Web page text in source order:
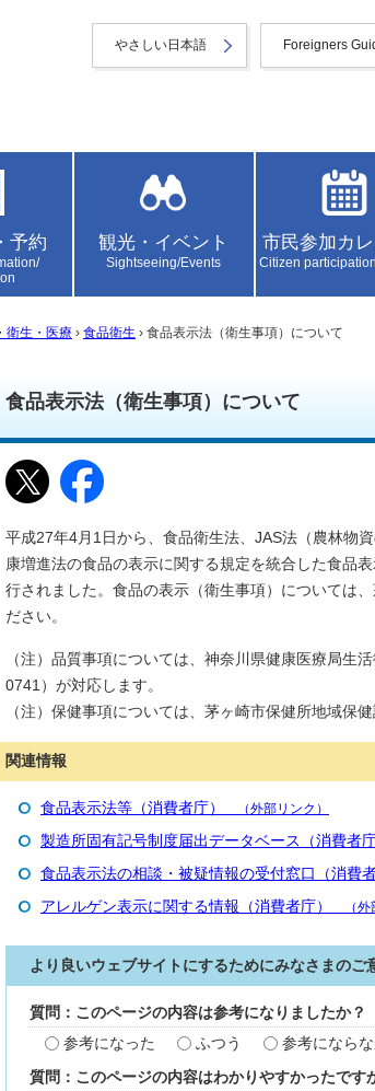
やさしい日本語 Foreigners
予約 観光・イベント
Sightseeing/Events
市民参加カ
Citizen
衛生・医療 › 食品衛生 › 食品表示法（衛生事項）について
食品表示法（衛生事項）について
平成27年4月1日から、食品衛生法、JAS法（農林物
康増進法の食品の表示に関する規定を統合した食品
行されました。食品の表示（衛生事項）については
ださい。
（注）品質事項については、神奈川県健康医療局生
0741）が対応します。
（注）保健事項については、茅ヶ崎市保健所地域保健
関連情報
食品表示法等（消費者庁） （外部リンク）
製造所固有記号制度届出データベース（消費者庁
食品表示法の相談・被疑情報の受付窓口（消費者
アレルゲン表示に関する情報（消費者庁） （外
より良いウェブサイトにするためにみなさまのご
質問：このページの内容は参考になりましたか？
参考になった
ふつう 参考になら
質問：このページの内容はわかりやすかったです